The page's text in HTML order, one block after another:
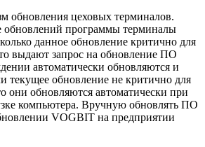
обновления цеховых терминалов.
обновлений программы терминалы
данное обновление критично для
выдают запрос на обновление ПО
автоматически обновляются и
текущее обновление не критично для
они обновляются автоматически при
компьютера. Вручную обновлять ПО
VOGBIT на предприятии